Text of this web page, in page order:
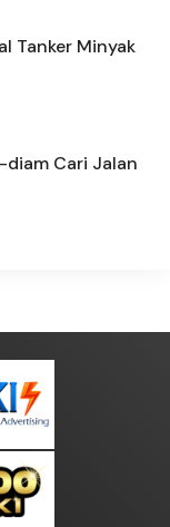
Tanker Minyak
Cari Jalan